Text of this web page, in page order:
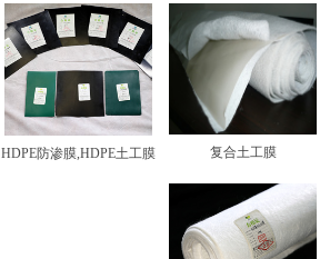
HDPE防渗膜,HDPE土工膜 复合土工膜